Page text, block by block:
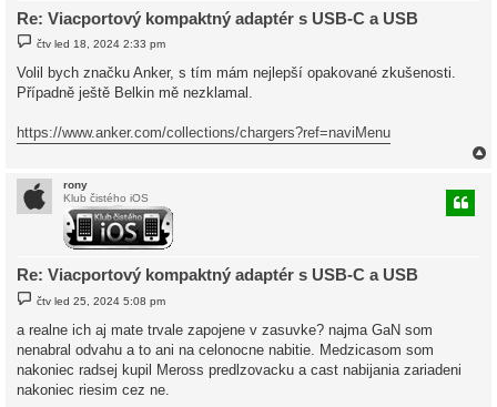
Re: Viacportový kompaktný adaptér s USB-C a USB
P
í
s
p
ě
e
k
čtv led 18, 2024 2:33 pm
Volil bych značku Anker, s tím mám nejlepší opakované zkušenosti.
Případně ještě Belkin mě nezklamal.
https://www.anker.com/collections/chargers?ref=naviMenu
rony
Klub čistého iOS
Re: Viacportový kompaktný adaptér s USB-C a USB
P
s
p
ě
v
e
čtv led 25, 2024 5:08 pm
a realne ich aj mate trvale zapojene v zasuvke? najma GaN som
nenabral odvahu a to ani na celonocne nabitie. Medzicasom som
nakoniec radsej kupil Meross predlzovacku a cast nabijania zariadeni
nakoniec riesim cez ne.